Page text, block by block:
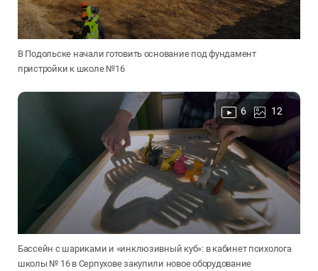
В Подольске начали готовить основание под фундамент
пристройки к школе №16
6 12
Бассейн с шариками и «инклюзивный куб»: в кабинет психолога
школы № 16 в Серпухове закупили новое оборудование